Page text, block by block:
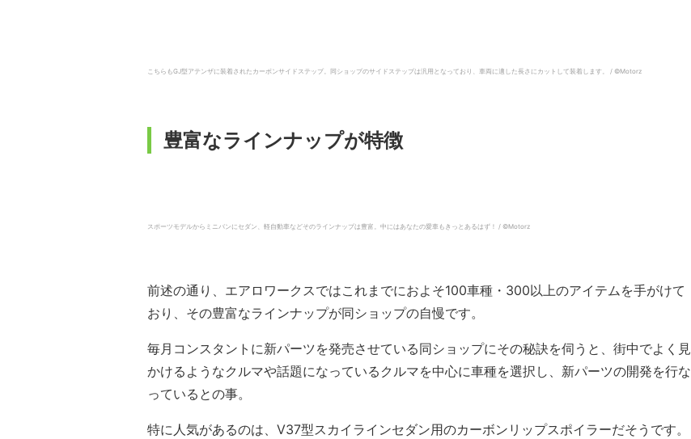
こちらもGJ型アテンザに装着されたカーボンサイドステップ。同ショップのサイドステップは汎用となっており、車両に適した長さにカットして装着します。 / ©︎Motorz
豊富なラインナップが特徴
スポーツモデルからミニバンにセダン、軽自動車などそのラインナップは豊富。中にはあなたの愛車もきっとあるはず！ / ©︎Motorz
前述の通り、エアロワークスではこれまでにおよそ100車種・300以上のアイテムを手がけて
おり、その豊富なラインナップが同ショップの自慢です。
毎月コンスタントに新パーツを発売させている同ショップにその秘訣を伺うと、街中でよく見
かけるようなクルマや話題になっているクルマを中心に車種を選択し、新パーツの開発を行な
っているとの事。
特に人気があるのは、V37型スカイラインセダン用のカーボンリップスポイラーだそうです。